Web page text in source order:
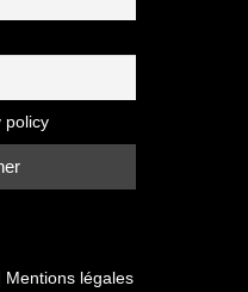
policy
Mentions légales